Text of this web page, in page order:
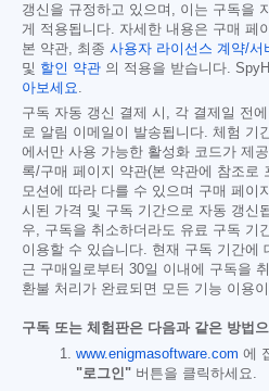
갱신을 규정하고 있으며, 이는 구독을
게 적용됩니다. 자세한 내용은 구매 페
본 약관, 최종 사용자 라이선스 계약/서
및 할인 약관 의 적용을 받습니다.
아보세요.
구독 자동 갱신 결제 시, 각 결제일 전
로 알림 이메일이 발송됩니다. 체험 기
에서만 사용 가능한 활성화 코드가 제
록/구매 페이지 약관(본 약관에 참조로
모션에 따라 다를 수 있으며 구매 페이
시된 가격 및 구독 기간으로 자동 갱신
우, 구독을 취소하더라도 유료 구독 기
이용할 수 있습니다. 현재 구독 기간에
근 구매일로부터 30일 이내에 구독을
환불 처리가 완료되면 모든 기능 이용
구독 또는 체험판은 다음과 같은 방법
www.enigmasoftware.com 에
"로그인" 버튼을 클릭하세요.